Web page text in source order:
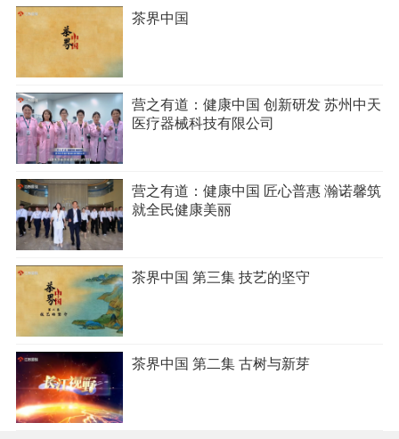
茶界中国
营之有道：健康中国 创新研发 苏州中天
医疗器械科技有限公司
营之有道：健康中国 匠心普惠 瀚诺馨筑
就全民健康美丽
茶界中国 第三集 技艺的坚守
茶界中国 第二集 古树与新芽